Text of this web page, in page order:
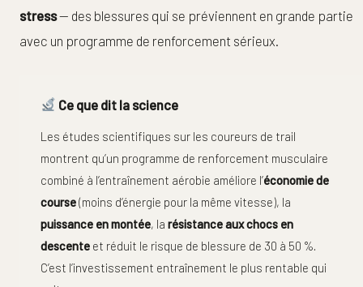
stress— des blessures qui se préviennent en grande partie
avec un programme de renforcement sérieux.
Ce que dit la science
Les études scientifiques sur les coureurs de trail
montrent qu’un programme de renforcement musculaire
combiné à l’entraînement aérobie améliore l’économie de
course(moins d’énergie pour la même vitesse), la
puissance en montée, la résistance aux chocs en
descente et réduit le risque de blessure de 30 à 50 %.
C’est l’investissement entraînement le plus rentable qui